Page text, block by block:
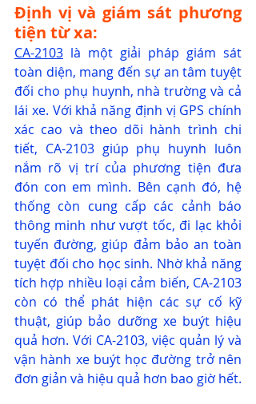
Định vị và giám sát phương
tiện từ xa:
CA-2103 là một giải pháp giám sát
toàn diện, mang đến sự an tâm tuyệt
đối cho phụ huynh, nhà trường và cả
lái xe. Với khả năng định vị GPS chính
xác cao và theo dõi hành trình chi
tiết, CA-2103 giúp phụ huynh luôn
nắm rõ vị trí của phương tiện đưa
đón con em mình. Bên cạnh đó, hệ
thống còn cung cấp các cảnh báo
thông minh như vượt tốc, đi lạc khỏi
tuyến đường, giúp đảm bảo an toàn
tuyệt đối cho học sinh. Nhờ khả năng
tích hợp nhiều loại cảm biến, CA-2103
còn có thể phát hiện các sự cố kỹ
thuật, giúp bảo dưỡng xe buýt hiệu
quả hơn. Với CA-2103, việc quản lý và
vận hành xe buýt học đường trở nên
đơn giản và hiệu quả hơn bao giờ hết.